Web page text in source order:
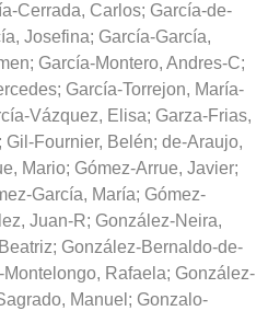
Cerrada, Carlos; García-de-
Josefina; García-García,
; García-Montero, Andres-C;
; García-Torrejon, María-
Vázquez, Elisa; Garza-Frias,
; Gil-Fournier, Belén; de-Araujo,
Mario; Gómez-Arrue, Javier;
García, María; Gómez-
Juan-R; González-Neira,
; González-Bernaldo-de-
Montelongo, Rafaela; González-
Manuel ; Gonzalo-